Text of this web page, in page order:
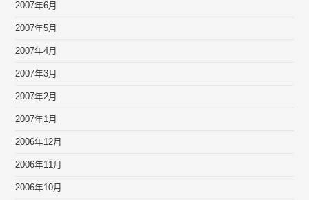
2007年6月
2007年5月
2007年4月
2007年3月
2007年2月
2007年1月
2006年12月
2006年11月
2006年10月